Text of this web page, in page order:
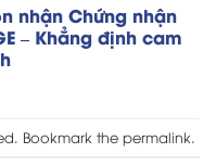
nhận Chứng nhận
– Khẳng định cam
. Bookmark the permalink.